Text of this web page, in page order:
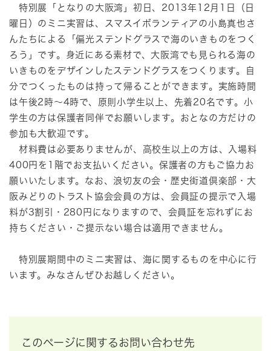
特別展「となりの大阪湾」初日、2013年12月1日（日
曜日）のミニ実習は、スマスイボランティアの小島真也さ
んたちによる「偏光ステンドグラスで海のいきものをつく
ろう」です。身近にある素材で、大阪湾でも見られる海の
いきものをデザインしたステンドグラスをつくります。自
分でつくったものは持って帰ることができます。実施時間
は午後2時～4時で、原則小学生以上、先着20名です。小
学生の方は保護者同伴でお願いします。おとなの方だけの
参加も大歓迎です。
材料費は必要ありませんが、高校生以上の方は、入場料
400円を1階でお支払いください。保護者の方もご協力お
願いいたします。なお、浪切友の会・歴史街道倶楽部・大
阪みどりのトラスト協会会員の方は、会員証の提示で入場
料が3割引・280円になりますので、会員証を忘れずにお
持ちください・ご提示ない場合は適用できません。
特別展期間中のミニ実習は、海に関するものを中心に行
います。みなさんぜひお越しください。
このページに関するお問い合わせ先